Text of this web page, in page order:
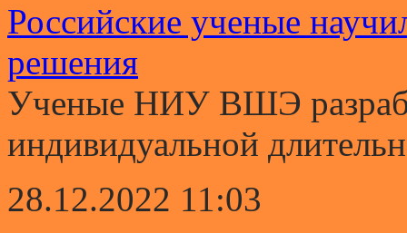
Российские ученые
решения
Ученые НИУ ВШЭ
индивидуальной
28.12.2022 11:03